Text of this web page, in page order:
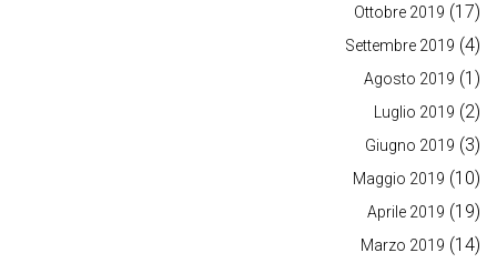
Ottobre 2019 (17)
Settembre 2019 (4)
Agosto 2019 (1)
Luglio 2019 (2)
Giugno 2019 (3)
Maggio 2019 (10)
Aprile 2019 (19)
Marzo 2019 (14)